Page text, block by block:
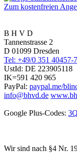
Zum kostenfreien
B H V D
Tannenstrasse 2
D 01099 Dresden
Tel: +49/0 351 40457-
UstId: DE 223905118
IK=591 420 965
PayPal: paypal.me/
info@bhvd.de
Google Plus-Codes:
Wir sind nach §4 Nr.